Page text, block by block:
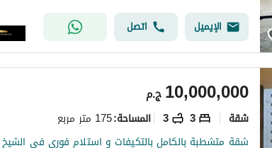
الإيميل اتصل
ج.م10,000,000
شقة 3
3 المساحة:175 متر مربع